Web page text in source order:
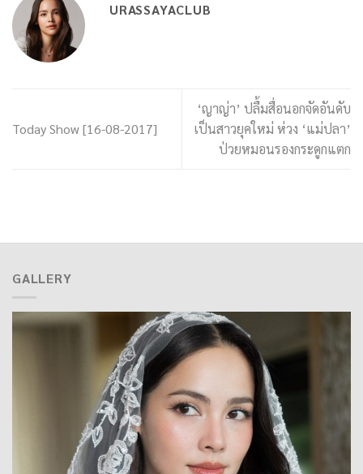
URASSAYACLUB
Today Show [16-08-2017]
‘ญาญ่า’ ปลื้มสื่อนอกจัดอันดับ
เป็นสาวยุคใหม่ ห่วง ‘แม่ปลา’
ป่วยหมอนรองกระดูกแตก
GALLERY